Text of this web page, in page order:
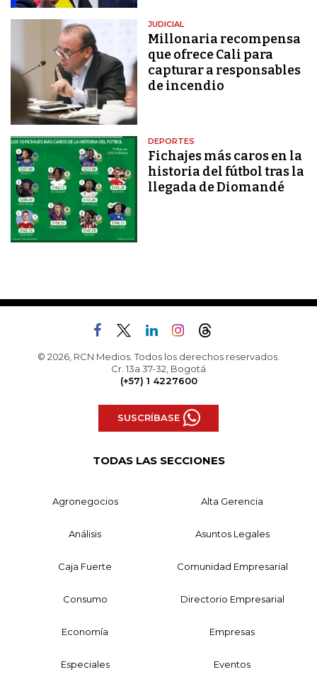
JUDICIAL
Millonaria recompensa
que ofrece Cali para
capturar a responsables
de incendio
DEPORTES
Fichajes más caros en la
historia del fútbol tras la
llegada de Diomandé
© 2026, RCN Medios. Todos los derechos reservados.
Cr. 13a 37-32, Bogotá
(+57) 1 4227600
SUSCRÍBASE
TODAS LAS SECCIONES
Agronegocios Alta Gerencia
Análisis Asuntos Legales
Caja Fuerte Comunidad Empresarial
Consumo Directorio Empresarial
Economía Empresas
Especiales Eventos